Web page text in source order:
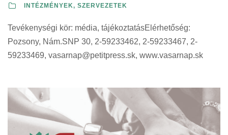
INTÉZMÉNYEK, SZERVEZETEK
Tevékenységi kör: média, tájékoztatásElérhetőség:
Pozsony, Nám.SNP 30, 2-59233462, 2-59233467, 2-
59233469, vasarnap@petitpress.sk, www.vasarnap.sk